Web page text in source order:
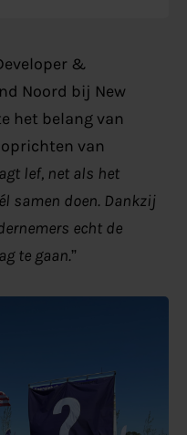
&
Noord bij New
het belang van
van
lef, net als het
samen doen. Dankzij
echt de
te gaan.”